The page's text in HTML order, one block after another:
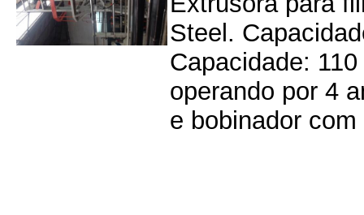
Steel.
Capacidade:
operando por 4
e bobinador